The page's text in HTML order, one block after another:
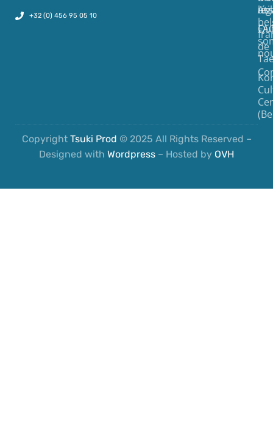
+32 (0) 456 95 05 10
Qui
de
Copyright Tsuki Prod © 2025 All Rights Reserved –
Designed with Wordpress – Hosted by OVH